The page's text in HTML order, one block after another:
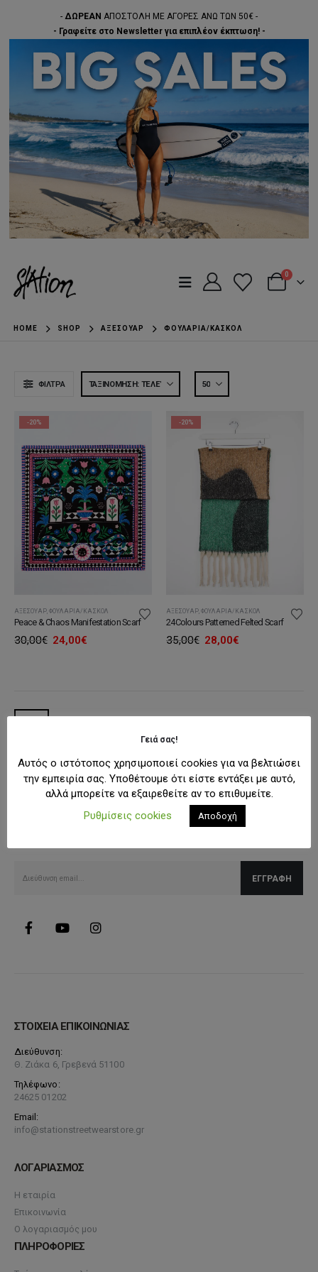
- ΔΩΡΕΑΝ ΑΠΟΣΤΟΛΗ ΜΕ ΑΓΟΡΕΣ ΑΝΩ ΤΩΝ 50€ -
- Γραφείτε στο Newsletter για επιπλέον έκπτωση! -
0
HOME SHOP ΑΞΕΣΟΥΆΡ ΦΟΥΛΆΡΙΑ/ΚΑΣΚΌΛ
ΦΊΛΤΡΑ
-20%
ΑΞΕΣΟΥΆΡ ΦΟΥΛΆΡΙΑ/ΚΑΣΚΌΛ
Peace & Chaos Manifestation Scarf
30,00€ Original
24,00€Η
-20%
ΑΞΕΣΟΥΆΡ ΦΟΥΛΆΡΙΑ/ΚΑΣΚΌΛ
24Colours Patterned Felted Scarf
35,00€ Original
28,00€Η
Λάβετε όλες τις τελευταίες πληροφορίες για εκπτώσεις και
ΣΤΟΙΧΕΙΑ ΕΠΙΚΟΙΝΩΝΙΑΣ
Διεύθυνση:
Θ. Ζιάκα 6, Γρεβενά 51100
Τηλέφωνο:
24625 01202
Email:
info@stationstreetwearstore.gr
ΛΟΓΑΡΙΑΣΜΟΣ
Η εταιρία
Επικοινωνία
Ο λογαριασμός μου
ΠΛΗΡΟΦΟΡΙΕΣ
Γειά σας!
Αυτός ο ιστότοπος χρησιμοποιεί cookies για να βελτιώσει
την εμπειρία σας. Υποθέτουμε ότι είστε εντάξει με αυτό,
αλλά μπορείτε να εξαιρεθείτε αν το επιθυμείτε.
Ρυθμίσεις cookies
Αποδοχή